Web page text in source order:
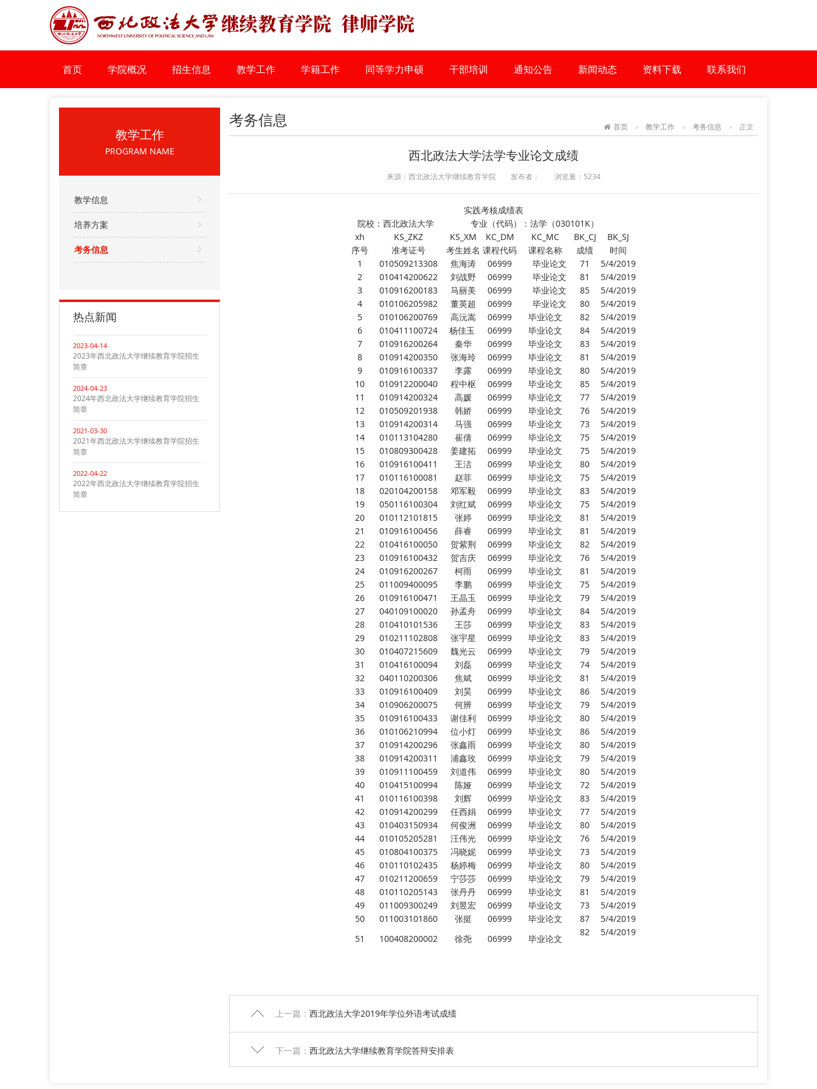
首页 学院概况 招生信息 教学工作 学籍工作 同等学力申硕 干部培训 通知公告 新闻动态 资料下载 联系我们
教学工作
PROGRAM NAME
教学信息
培养方案
考务信息
热点新闻
2023-04-14
2023年西北政法大学继续教育学院招生
简章
2024-04-23
2024年西北政法大学继续教育学院招生
简章
2021-03-30
2021年西北政法大学继续教育学院招生
简章
2022-04-22
2022年西北政法大学继续教育学院招生
简章
首页 教学工作 考务信息 正文
考务信息
西北政法大学法学专业论文成绩
来源：西北政法大学继续教育学院 发布者： 浏览量： 5234
实践考核成绩表
院校：西北政法大学 专业（代码）：法学（030101K）
xh
KS_ZKZ KS_XM KC_DM KC_MC BK_CJ
BK_SJ
序号
准考证号 考生姓名 课程代码 课程名称 成绩
时间
1
010509213308 焦海涛 06999 毕业论文 71
5/4/2019
2
010414200622 刘战野 06999 毕业论文 81
5/4/2019
3
010916200183 马丽美 06999 毕业论文 85
5/4/2019
4
010106205982 董英超 06999 毕业论文 80
5/4/2019
5
010106200769 高沅嵩 06999 毕业论文 82
5/4/2019
6
010411100724 杨佳玉 06999 毕业论文 84
5/4/2019
7
010916200264 秦华 06999 毕业论文 83
5/4/2019
8
010914200350 张海玲 06999 毕业论文 81
5/4/2019
9
010916100337 李露 06999 毕业论文 80
5/4/2019
10
010912200040 程中枢 06999 毕业论文 85
5/4/2019
11
010914200324 高媛 06999 毕业论文 77
5/4/2019
12
010509201938 韩娇 06999 毕业论文 76
5/4/2019
13
010914200314 马强 06999 毕业论文 73
5/4/2019
14
010113104280 崔倩 06999 毕业论文 75
5/4/2019
15
010809300428 姜建拓 06999 毕业论文 75
5/4/2019
16
010916100411 王洁 06999 毕业论文 80
5/4/2019
17
010116100081 赵菲 06999 毕业论文 75
5/4/2019
18
020104200158 邓军毅 06999 毕业论文 83
5/4/2019
19
050116100304 刘红斌 06999 毕业论文 75
5/4/2019
20
010112101815 张婷 06999 毕业论文 81
5/4/2019
21
010916100456 薛睿 06999 毕业论文 81
5/4/2019
22
010416100050 贺紫荆 06999 毕业论文 82
5/4/2019
23
010916100432 贺吉庆 06999 毕业论文 76
5/4/2019
24
010916200267 柯雨 06999 毕业论文 81
5/4/2019
25
011009400095 李鹏 06999 毕业论文 75
5/4/2019
26
010916100471 王晶玉 06999 毕业论文 79
5/4/2019
27
040109100020 孙孟舟 06999 毕业论文 84
5/4/2019
28
010410101536 王莎 06999 毕业论文 83
5/4/2019
29
010211102808 张宇星 06999 毕业论文 83
5/4/2019
30
010407215609 魏光云 06999 毕业论文 79
5/4/2019
31
010416100094 刘磊 06999 毕业论文 74
5/4/2019
32
040110200306 焦斌 06999 毕业论文 81
5/4/2019
33
010916100409 刘昊 06999 毕业论文 86
5/4/2019
34
010906200075 何辨 06999 毕业论文 79
5/4/2019
35
010916100433 谢佳利 06999 毕业论文 80
5/4/2019
36
010106210994 位小灯 06999 毕业论文 86
5/4/2019
37
010914200296 张鑫雨 06999 毕业论文 80
5/4/2019
38
010914200311 浦鑫玫 06999 毕业论文 79
5/4/2019
39
010911100459 刘道伟 06999 毕业论文 80
5/4/2019
40
010415100994 陈娅 06999 毕业论文 72
5/4/2019
41
010116100398 刘辉 06999 毕业论文 83
5/4/2019
42
010914200299 任西娟 06999 毕业论文 77
5/4/2019
43
010403150934 何俊洲 06999 毕业论文 80
5/4/2019
44
010105205281 汪伟光 06999 毕业论文 76
5/4/2019
45
010804100375 冯晓妮 06999 毕业论文 73
5/4/2019
46
010110102435 杨婷梅 06999 毕业论文 80
5/4/2019
47
010211200659 宁莎莎 06999 毕业论文 79
5/4/2019
48
010110205143 张丹丹 06999 毕业论文 81
5/4/2019
49
011009300249 刘昱宏 06999 毕业论文 73
5/4/2019
50
011003101860 张挺 06999 毕业论文 87
5/4/2019
51
100408200002 徐尧 06999 毕业论文
82 5/4/2019
上一篇： 西北政法大学2019年学位外语考试成绩
下一篇： 西北政法大学继续教育学院答辩安排表